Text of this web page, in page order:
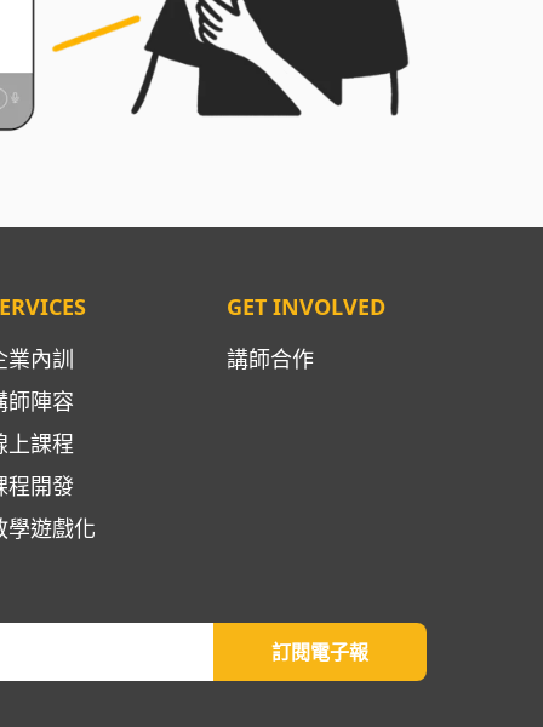
業內訓
師陣容
上課程
程開發
學遊戲化
GET INVOLVED
講師合作
訂閱電子報